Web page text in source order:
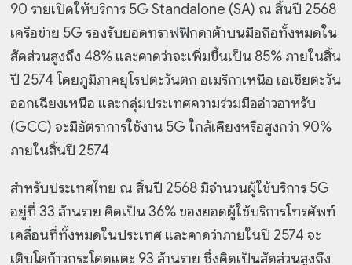
90 รายเปิดให้บริการ 5G Standalone (SA) ณ สิ้นปี 2568
เครือข่าย 5G รองรับยอดทราฟฟิกดาต้าบนมือถือทั้งหมดใน
สัดส่วนสูงถึง 48% และคาดว่าจะเพิ่มขึ้นเป็น 85% ภายในสิ้น
ปี 2574 โดยภูมิภาคยุโรปตะวันตก อเมริกาเหนือ เอเชียตะวัน
ออกเฉียงเหนือ และกลุ่มประเทศความร่วมมืออ่าวอาหรับ
(GCC) จะมีอัตราการใช้งาน 5G ใกล้เคียงหรือสูงกว่า 90%
ภายในสิ้นปี 2574
สำหรับประเทศไทย ณ สิ้นปี 2568 มีจำนวนผู้ใช้บริการ 5G
อยู่ที่ 33 ล้านราย คิดเป็น 36% ของยอดผู้ใช้บริการโทรศัพท์
เคลื่อนที่ทั้งหมดในประเทศ และคาดว่าภายในปี 2574 จะ
เติบโตก้าวกระโดดแตะ 93 ล้านราย ซึ่งคิดเป็นสัดส่วนสูงถึง